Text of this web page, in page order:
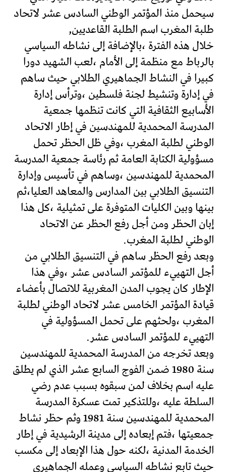
سيحمل منذ المؤتمر الوطني السادس عشر لاتحاد
طلبة المغرب اسم الطلبة القاعديين,
خلال هذه الفترة ،بالإضافة إلى نشاطه السياسي
بالرباط مع منظمة إلى الأمام ،لعب الشهيد دورا
كبيرا في النشاط الجماهيري الطلابي حيث ساهم
في إدارة وتنشيط لجنة فلسطين ،وترأس إدارة
الأسابيع الثقافية التي كانت تنظمها جمعية
المدرسة المحمدية للمهندسين في إطار الاتحاد
الوطني لطلبة المغرب ،وفي ظل الحظر تحمل
مسؤولية الكتابة العامة ثم رئاسة جمعية المدرسة
المحمدية للمهندسين ،وساهم في تأسيس وإدارة
التنسيق الطلابي بين المدارس والمعاهد العليا،ثم
بينها وبين الكليات المتوفرة على تمثيلية ،كل هذا
إبان الحظر ومن أجل رفع الحظر عن الاتحاد
الوطني لطلبة المغرب.
وبعد رفع الحظر ساهم في التنسيق الطلابي من
أجل التهييء للمؤتمر السادس عشر ،وفي هذا
الإطار كان يجوب المدن المغربية للاتصال بأعضاء
قيادة المؤتمر الخامس عشر لاتحاد الوطني لطلبة
المغرب ،ولحثهم على تحمل المسؤولية في
التهييء للمؤتمر السادس عشر.
وبعد تخرجه من المدرسة المحمدية للمهندسين
سنة 1980 ضمن الفوج السابع عشر الذي لم يطلق
عليه اسم بخلاف لمن سبقوه بسبب عدم رضي
السلطة عليه ،وللتذكير تمت عسكرة المدرسة
المحمدية للمهندسين سنة 1981 وثم حظر نشاط
جمعيتها ،فتم إبعاده إلى مدينة الرشيدية في إطار
الخدمة المدنية ،لكنه حول هذا الإبعاد إلى مكسب
حيث تابع نشاطه السياسي وعمله الجماهيري